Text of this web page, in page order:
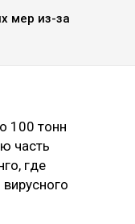
мер из-за
100 тонн
часть
где